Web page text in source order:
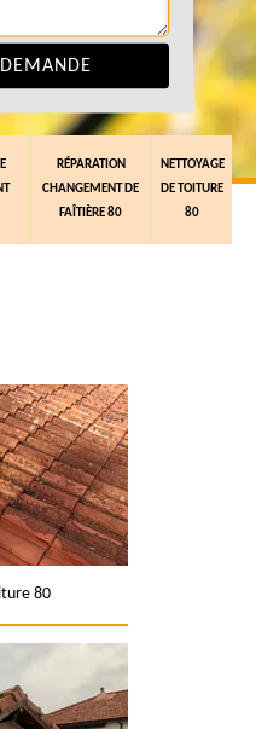
RÉPARATION
CHANGEMENT DE
FAÎTIÈRE 80
NETTOYAGE
DE TOITURE
80
80